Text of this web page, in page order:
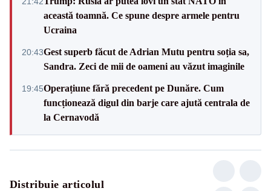
această toamnă. Ce spune despre armele pentru
Ucraina
20:43Gest superb făcut de Adrian Mutu pentru soția sa,
Sandra. Zeci de mii de oameni au văzut imaginile
19:45Operațiune fără precedent pe Dunăre. Cum
funcționează digul din barje care ajută centrala de
la Cernavodă
Distribuie articolul